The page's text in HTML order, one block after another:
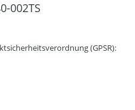
002TS
(GPSR):